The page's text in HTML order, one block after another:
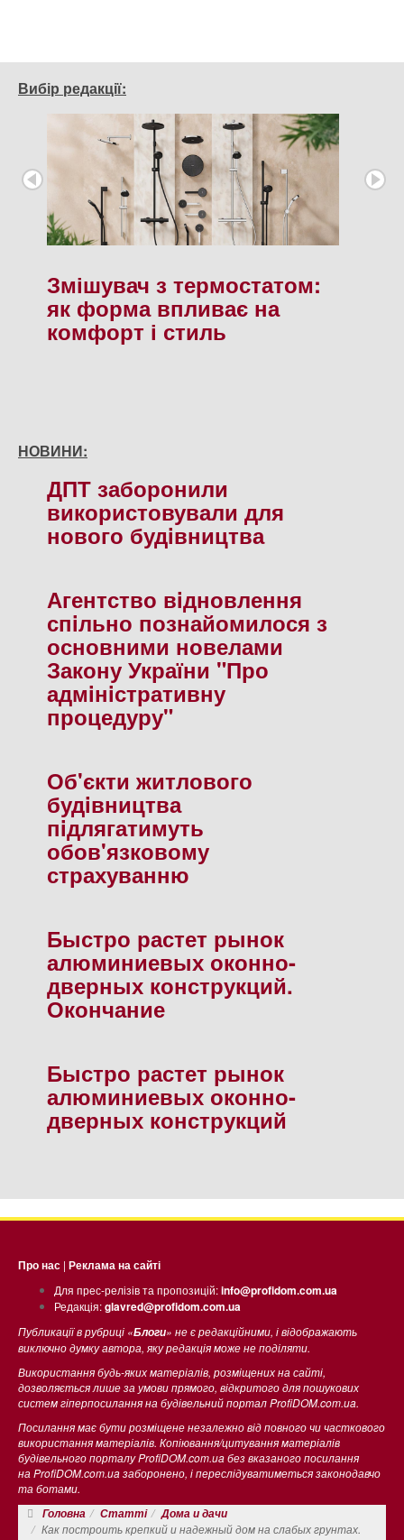
Вибір редакції:
Змішувач з термостатом:
як форма впливає на
комфорт і стиль
НОВИНИ:
ДПТ заборонили
використовували для
нового будiвництва
Агентство вiдновлення
спiльно познайомилося з
основними новелами
Закону України "Про
адмiнiстративну
процедуру"
Об'єкти житлового
будiвництва
пiдлягатимуть
обов'язковому
страхуванню
Быстро растет рынок
алюминиевых оконно-
дверных конструкций.
Окончание
Быстро растет рынок
алюминиевых оконно-
дверных конструкций
Про нас | Реклама на сайті
Для прес-релізів та пропозицій:info@profidom.com.ua
Редакція:glavred@profidom.com.ua
Публикації в рубриці «Блоги» не є редакційними, і відображають
виключно думку автора, яку редакція може не поділяти.
Використання будь-яких матеріалів, розміщених на сайті,
дозволяється лише за умови прямого, відкритого для пошукових
систем гіперпосилання на будівельний портал ProfiDOM.com.ua.
Посилання має бути розміщене незалежно від повного чи часткового
використання матеріалів. Копіювання/цитування матеріалів
будівельного порталу ProfiDOM.com.ua без вказаного посилання
на ProfiDOM.com.ua заборонено, і переслідуватиметься законодавчо
та ботами.
Головна
Статті
Дома и дачи
Как построить крепкий и надежный дом на слабых грунтах.